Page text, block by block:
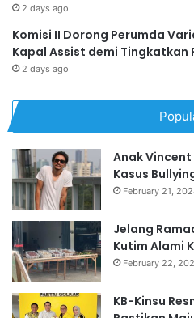
2 days ago
Komisi II Dorong Perumda
Kapal Assist demi Tingkatkan
2 days ago
Anak
Kasus
February 21,
Jelang
Kutim Alami
February 22,
KB-Kinsu